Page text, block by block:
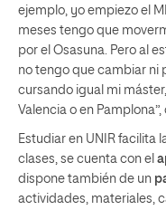
ejemplo, yo empiezo el
meses tengo que
por el Osasuna. Pero al
no tengo que cambiar ni
cursando igual mi
Valencia o en
Estudiar en UNIR facilita
clases, se cuenta con el
dispone también de un
actividades, materiales,